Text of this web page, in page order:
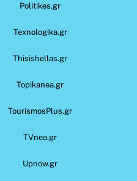
Politikes.gr
Texnologika.gr
Thisishellas.gr
Topikanea.gr
TourismosPlus.gr
TVnea.gr
Upnow.gr